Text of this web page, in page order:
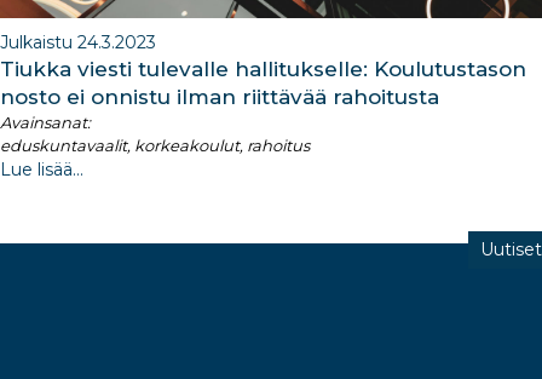
Julkaistu 24.3.2023
Tiukka viesti tulevalle hallitukselle: Koulutustason
nosto ei onnistu ilman riittävää rahoitusta
Avainsanat:
eduskuntavaalit, korkeakoulut, rahoitus
Lue lisää...
Uutiset